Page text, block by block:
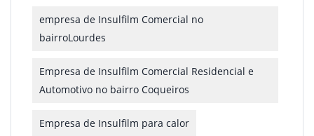
empresa de Insulfilm Comercial no
bairroLourdes
Empresa de Insulfilm Comercial Residencial e
Automotivo no bairro Coqueiros
Empresa de Insulfilm para calor